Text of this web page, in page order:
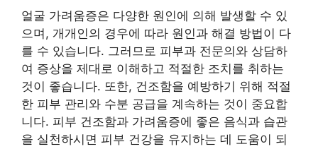
얼굴 가려움증은 다양한 원인에 의해 발생할 수 있
으며, 개개인의 경우에 따라 원인과 해결 방법이 다
를 수 있습니다. 그러므로 피부과 전문의와 상담하
여 증상을 제대로 이해하고 적절한 조치를 취하는
것이 좋습니다. 또한, 건조함을 예방하기 위해 적절
한 피부 관리와 수분 공급을 계속하는 것이 중요합
니다. 피부 건조함과 가려움증에 좋은 음식과 습관
을 실천하시면 피부 건강을 유지하는 데 도움이 되